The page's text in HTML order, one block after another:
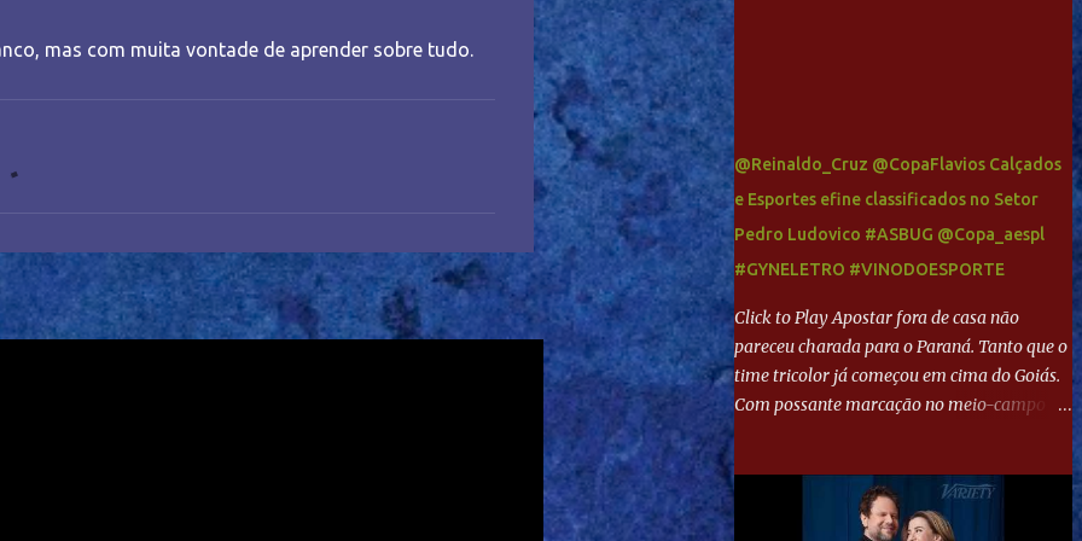
mas com muita vontade de aprender sobre tudo.
@Reinaldo_Cruz @CopaFlavios Calçados
e Esportes efine classificados no Setor
Pedro Ludovico #ASBUG @Copa_aespl
#GYNELETRO #VINODOESPORTE
Click to Play Apostar fora de casa não
pareceu charada para o Paraná. Tanto que o
time tricolor já começou em cima do Goiás.
Com possante marcação no meio-campo e
direita, invadiu a área e bateu cruzado no
canto, sem chance para Harlei. Tal qual o